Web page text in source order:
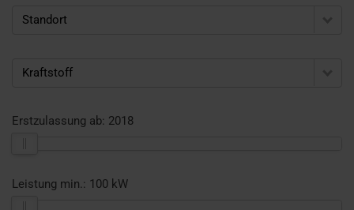
Standort
Kraftstoff
Erstzulassung ab: 2018
Leistung min.: 100 kW